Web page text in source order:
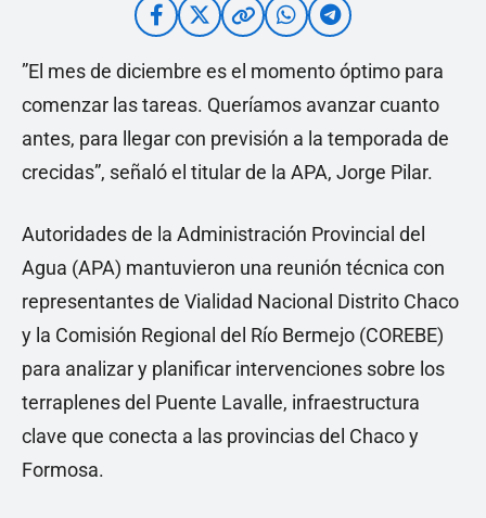
”El mes de diciembre es el momento óptimo para
comenzar las tareas. Queríamos avanzar cuanto
antes, para llegar con previsión a la temporada de
crecidas”, señaló el titular de la APA, Jorge Pilar.
Autoridades de la Administración Provincial del
Agua (APA) mantuvieron una reunión técnica con
representantes de Vialidad Nacional Distrito Chaco
y la Comisión Regional del Río Bermejo (COREBE)
para analizar y planificar intervenciones sobre los
terraplenes del Puente Lavalle, infraestructura
clave que conecta a las provincias del Chaco y
Formosa.